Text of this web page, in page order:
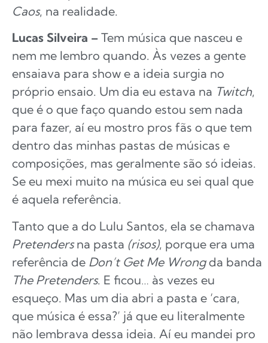
Caos, na realidade.
Lucas Silveira – Tem música que nasceu e
nem me lembro quando. Às vezes a gente
ensaiava para show e a ideia surgia no
próprio ensaio. Um dia eu estava na Twitch,
que é o que faço quando estou sem nada
para fazer, aí eu mostro pros fãs o que tem
dentro das minhas pastas de músicas e
composições, mas geralmente são só ideias.
Se eu mexi muito na música eu sei qual que
é aquela referência.
Tanto que a do Lulu Santos, ela se chamava
Pretendersna pasta (risos), porque era uma
referência de Don’t Get Me Wrongda banda
The Pretenders. E ficou… às vezes eu
esqueço. Mas um dia abri a pasta e ‘cara,
que música é essa?’ já que eu literalmente
não lembrava dessa ideia. Aí eu mandei pro